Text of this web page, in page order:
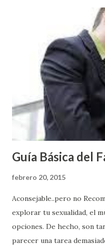
Guía Básica del
febrero 20, 2015
Aconsejable..pero no
explorar tu sexualidad, el
opciones. De hecho, son
parecer una tarea